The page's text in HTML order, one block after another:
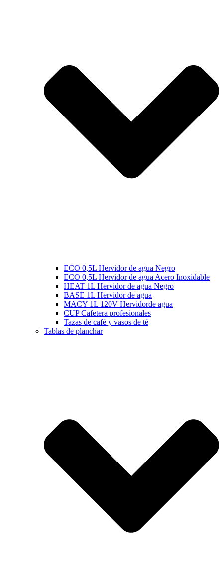
ECO 0,5L Hervidor de agua Negro
ECO 0,5L Hervidor de agua Acero Inoxidable
HEAT 1L Hervidor de agua Negro
BASE 1L Hervidor de agua
MACY 1L 120V Hervidorde agua
CUP Cafetera profesionales
Tazas de café y vasos de té
Tablas de planchar